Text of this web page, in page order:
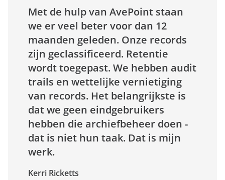
Met de hulp van AvePoint staan
we er veel beter voor dan 12
maanden geleden. Onze records
zijn geclassificeerd. Retentie
wordt toegepast. We hebben audit
trails en wettelijke vernietiging
van records. Het belangrijkste is
dat we geen eindgebruikers
hebben die archiefbeheer doen -
dat is niet hun taak. Dat is mijn
werk.
Kerri Ricketts